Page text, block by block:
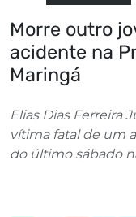
Morre outro
acidente na
Maringá
Elias Dias Ferreira
vítima fatal de um
do último sábado